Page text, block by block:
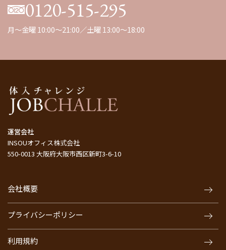
0120-515-295
月～金曜 10:00～21:00／土曜 13:00～18:00
運営会社
INSOUオフィス株式会社
550-0013 大阪府大阪市西区新町3-6-10
会社概要
プライバシーポリシー
利用規約